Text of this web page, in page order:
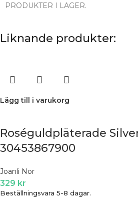
PRODUKTER I LAGER.
Liknande produkter:
Lägg till i varukorg
Roséguldpläterade
30453867900
Joanli Nor
329 kr
Beställningsvara 5-8 dagar.